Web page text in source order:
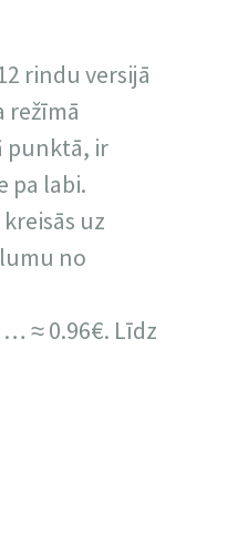
rindu versijā
režīmā
punktā, ir
pa labi.
uz
no
… ≈ 0.96€. Līdz